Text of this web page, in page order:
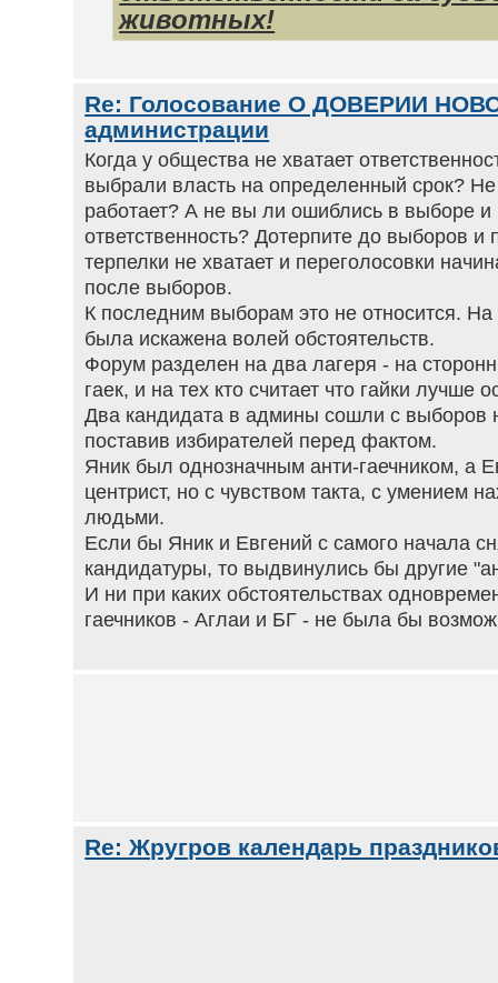
животных!
Re: Голосование О ДОВЕРИИ
администрации
Когда у общества не хватает
выбрали власть на определенный срок? Не
работает? А не вы ли ошиблись в выборе и
ответственность? Дотерпите до выборов и
терпелки не хватает и переголосовки
после выборов.
К последним выборам это не относится.
была искажена волей обстоятельств.
Форум разделен на два лагеря - на
гаек, и на тех кто считает что гайки лучше
Два кандидата в админы сошли с выборов
поставив избирателей перед фактом.
Яник был однозначным анти-гаечником, а
центрист, но с чувством такта, с умением
людьми.
Если бы Яник и Евгений с самого начала
кандидатуры, то выдвинулись бы другие
И ни при каких обстоятельствах
гаечников - Аглаи и БГ - не была бы
Re: Жругров календарь